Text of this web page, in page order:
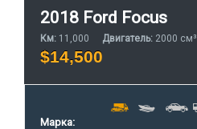
2018 Ford Focus
Км: 11,000 Двигатель: 2000 см³
$14,500
Марка: